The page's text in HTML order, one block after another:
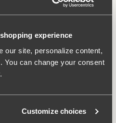
experience
our site, personalize content,
You can change your consent
Customize choices